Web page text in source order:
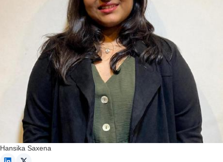
Hansika Saxena